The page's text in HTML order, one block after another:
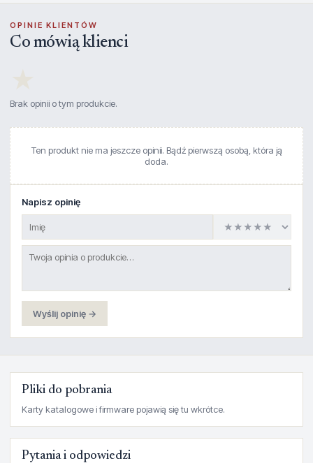
OPINIE KLIENTÓW
Co mówią klienci
Brak opinii o tym produkcie.
Ten produkt nie ma jeszcze opinii. Bądź pierwszą osobą, która ją
doda.
Napisz opinię
Wyślij opinię →
Pliki do pobrania
Karty katalogowe i firmware pojawią się tu wkrótce.
Pytania i odpowiedzi